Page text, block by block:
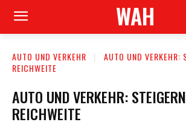
WAH
AUTO UND VERKEHR
AUTO UND VERKEHR:
REICHWEITE
AUTO UND VERKEHR:
REICHWEITE